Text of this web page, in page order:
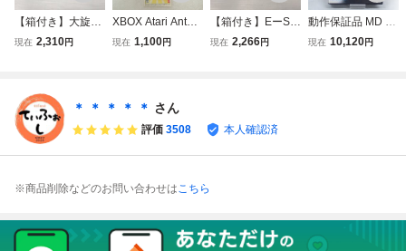
【箱付き】大旋風
メガドライブ MD
現在 2,310円
XBOX Atari Anthol
ogy アタリアンソ
現在 1,100円
【箱付き】EーSW
AT メガドライブ
現在 2,266円
動作保証品 MD メ
ガドライブ 007 死
現在 10,120円
＊ ＊ ＊ ＊ ＊ さん
評価 3508 本人確認済
※商品削除などのお問い合わせはこちら